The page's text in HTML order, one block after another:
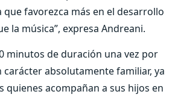
que favorezca más en el desarrollo
la música”, expresa Andreani.
minutos de duración una vez por
carácter absolutamente familiar, ya
quienes acompañan a sus hijos en